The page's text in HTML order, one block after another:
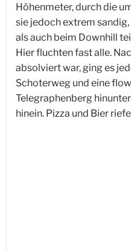
Höhenmeter, durch die
sie jedoch extrem
als auch beim Downhill
Hier fluchten fast alle.
absolviert war, ging es
Schoterweg und eine
Telegraphenberg
hinein. Pizza und Bier